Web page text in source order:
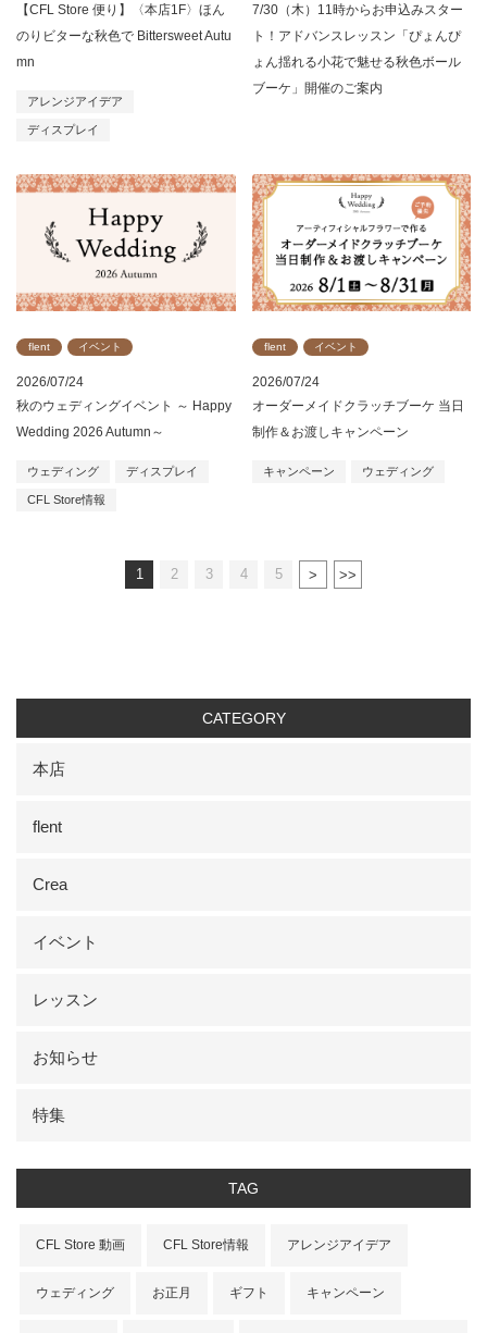
【CFL Store 便り】〈本店1F〉ほん
のりビターな秋色で Bittersweet Autu
mn
アレンジアイデア
ディスプレイ
7/30（木）11時からお申込みスター
ト！アドバンスレッスン「ぴょんぴ
ょん揺れる小花で魅せる秋色ボール
ブーケ」開催のご案内
2026/07/24
flent イベント
秋のウェディングイベント ～ Happy
Wedding 2026 Autumn～
ウェディング ディスプレイ
CFL Store情報
2026/07/24
flent イベント
オーダーメイドクラッチブーケ 当日
制作＆お渡しキャンペーン
キャンペーン ウェディング
1 2 3 4 5
CATEGORY
本店
flent
Crea
イベント
レッスン
お知らせ
特集
TAG
CFL Store 動画 CFL Store情報 アレンジアイデア
ウェディング お正月 ギフト キャンペーン